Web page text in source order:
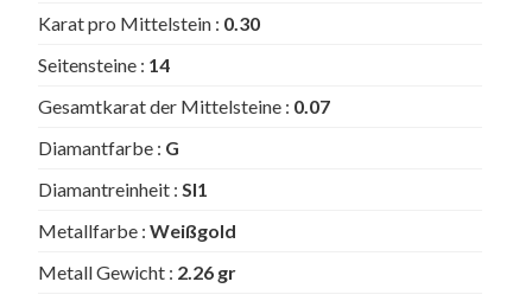
Karat pro Mittelstein : 0.30
Seitensteine : 14
Gesamtkarat der Mittelsteine : 0.07
Diamantfarbe : G
Diamantreinheit :SI1
Metallfarbe :Weißgold
Metall Gewicht : 2.26 gr